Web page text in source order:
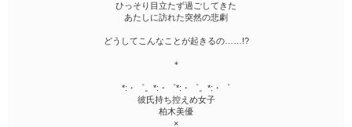
ひっそり目立たず過ごしてきた
あたしに訪れた突然の悲劇
どうしてこんなことが起きるの……!?
＊
*:・゜。*:・゜*:・゜。*:・゜
彼氏持ち控えめ女子
柏木美優
×